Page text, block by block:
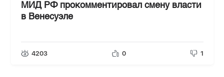
МИД РФ прокомментировал смену власти
в Венесуэле
4203 0 1